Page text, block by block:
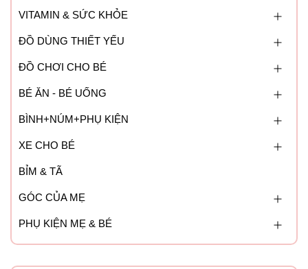
VITAMIN & SỨC KHỎE
ĐỒ DÙNG THIẾT YẾU
ĐỒ CHƠI CHO BÉ
BÉ ĂN - BÉ UỐNG
BÌNH+NÚM+PHỤ KIỆN
XE CHO BÉ
BỈM & TÃ
GÓC CỦA MẸ
PHỤ KIỆN MẸ & BÉ